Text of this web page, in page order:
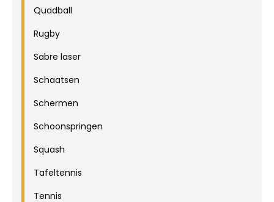
Quadball
Rugby
Sabre laser
Schaatsen
Schermen
Schoonspringen
Squash
Tafeltennis
Tennis